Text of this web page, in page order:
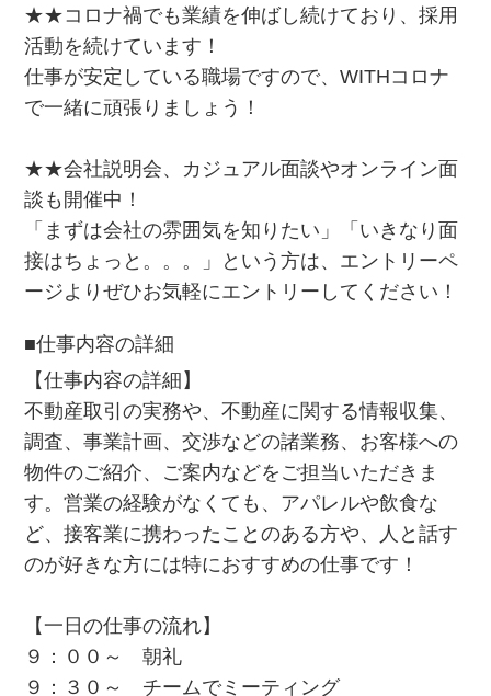
★★コロナ禍でも業績を伸ばし続けており、採用
活動を続けています！
仕事が安定している職場ですので、WITHコロナ
で一緒に頑張りましょう！
★★会社説明会、カジュアル面談やオンライン面
談も開催中！
「まずは会社の雰囲気を知りたい」「いきなり面
接はちょっと。。。」という方は、エントリーペ
ージよりぜひお気軽にエントリーしてください！
■仕事内容の詳細
【仕事内容の詳細】
不動産取引の実務や、不動産に関する情報収集、
調査、事業計画、交渉などの諸業務、お客様への
物件のご紹介、ご案内などをご担当いただきま
す。営業の経験がなくても、アパレルや飲食な
ど、接客業に携わったことのある方や、人と話す
のが好きな方には特におすすめの仕事です！
【一日の仕事の流れ】
９：００～ 朝礼
９：３０～ チームでミーティング